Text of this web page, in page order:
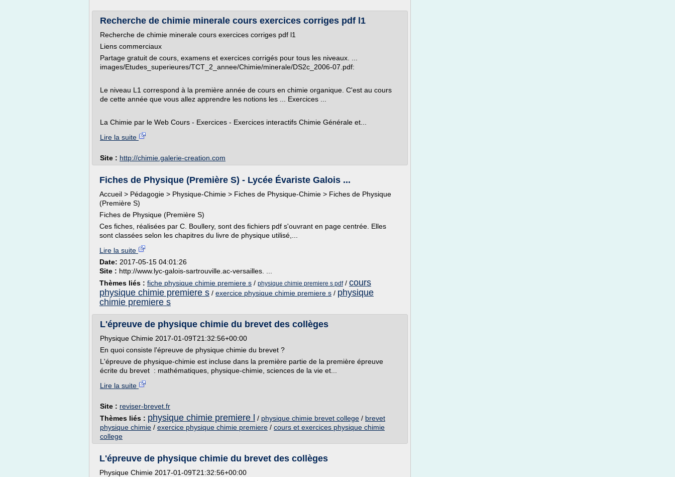
Recherche de chimie minerale cours exercices corriges pdf l1
Recherche de chimie minerale cours exercices corriges pdf l1
Liens commerciaux
Partage gratuit de cours, examens et exercices corrigés pour tous les niveaux. ...
images/Etudes_superieures/TCT_2_annee/Chimie/minerale/DS2c_2006-07.pdf:
Le niveau L1 correspond à la première année de cours en chimie organique. C'est au cours
de cette année que vous allez apprendre les notions les ... Exercices ...
La Chimie par le Web Cours - Exercices - Exercices interactifs Chimie Générale et...
Lire la suite
Site : http://chimie.galerie-creation.com
Fiches de Physique (Première S) - Lycée Évariste Galois ...
Accueil > Pédagogie > Physique-Chimie > Fiches de Physique-Chimie > Fiches de Physique
(Première S)
Fiches de Physique (Première S)
Ces fiches, réalisées par C. Boullery, sont des fichiers pdf s'ouvrant en page centrée. Elles
sont classées selon les chapitres du livre de physique utilisé,...
Lire la suite
Date: 2017-05-15 04:01:26
Site : http://www.lyc-galois-sartrouville.ac-versailles. ...
Thèmes liés : fiche physique chimie premiere s / physique chimie premiere s pdf/ cours
physique chimie premiere s / exercice physique chimie premiere s / physique
chimie premiere s
L'épreuve de physique chimie du brevet des collèges
Physique Chimie 2017-01-09T21:32:56+00:00
En quoi consiste l'épreuve de physique chimie du brevet ?
L'épreuve de physique-chimie est incluse dans la première partie de la première épreuve
écrite du brevet : mathématiques, physique-chimie, sciences de la vie et...
Lire la suite
Site : reviser-brevet.fr
Thèmes liés : physique chimie premiere l / physique chimie brevet college / brevet
physique chimie / exercice physique chimie premiere / cours et exercices physique chimie
college
L'épreuve de physique chimie du brevet des collèges
Physique Chimie 2017-01-09T21:32:56+00:00